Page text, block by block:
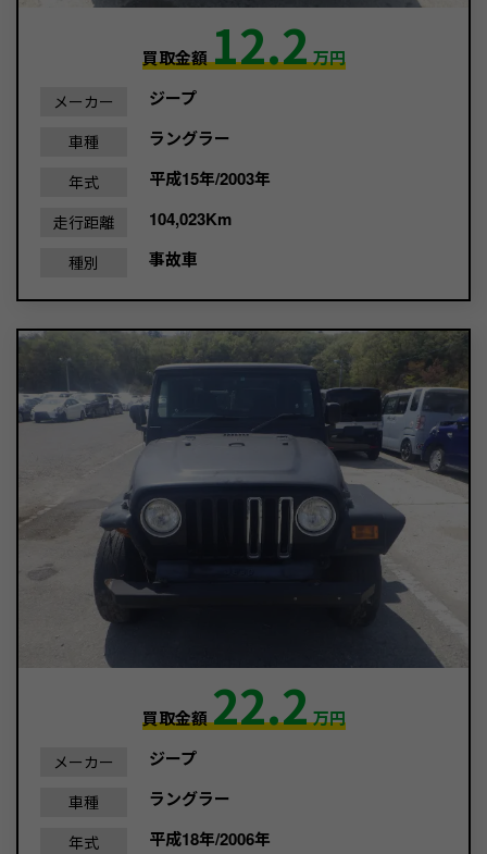
買取金額12.2万円
メーカー ジープ
車種 ラングラー
年式 平成15年/2003年
走行距離 104,023Km
種別 事故車
買取金額22.2万円
メーカー ジープ
車種 ラングラー
年式 平成18年/2006年